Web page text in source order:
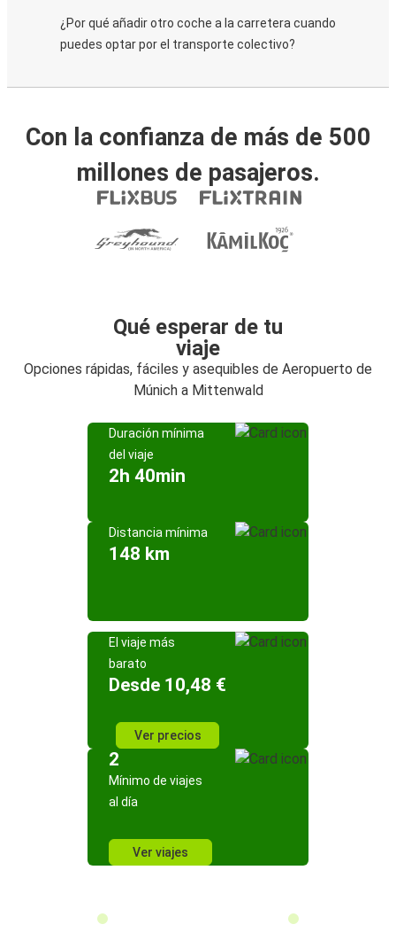
¿Por qué añadir otro coche a la carretera cuando
puedes optar por el transporte colectivo?
Con la confianza de más de 500
millones de pasajeros.
Qué esperar de tu
viaje
Opciones rápidas, fáciles y asequibles de Aeropuerto de
Múnich a Mittenwald
Duración mínima
del viaje
2h 40min
Distancia mínima
148 km
El viaje más
barato
Desde 10,48 €
Ver precios
2
Mínimo de viajes
al día
Ver viajes